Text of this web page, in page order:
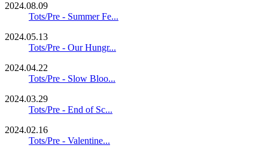
2024.08.09
Tots/Pre - Summer Fe...
2024.05.13
Tots/Pre - Our Hungr...
2024.04.22
Tots/Pre - Slow Bloo...
2024.03.29
Tots/Pre - End of Sc...
2024.02.16
Tots/Pre - Valentine...